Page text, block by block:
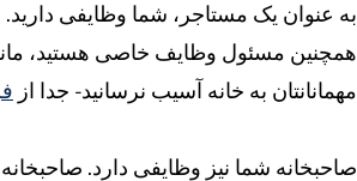
به عنوان یک مستاجر، شما وظایفی دارید.
همچنین مسئول وظایف خاصی هستید،
مهمانانتان به خانه آسیب نرسانید - جدا از
صاحبخانه شما نیز وظایفی دارد.